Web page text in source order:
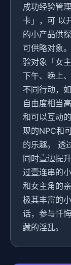
成功经验管
卡」，可 以
的小产品供
可供略对象
验对象「女
下午、晚上
不同行动，
自由度相当
和可以互动
现的NPC和
的乐趣。 透
同时壹边提
过壹连串的
和女主角的
极其丰富的
话，参与忏
藏的淫乱。